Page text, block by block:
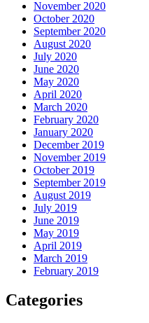
November 2020
October 2020
September 2020
August 2020
July 2020
June 2020
May 2020
April 2020
March 2020
February 2020
January 2020
December 2019
November 2019
October 2019
September 2019
August 2019
July 2019
June 2019
May 2019
April 2019
March 2019
February 2019
Categories